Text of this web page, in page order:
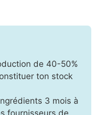
de 40-50%
ton stock
3 mois à
fournisseurs de